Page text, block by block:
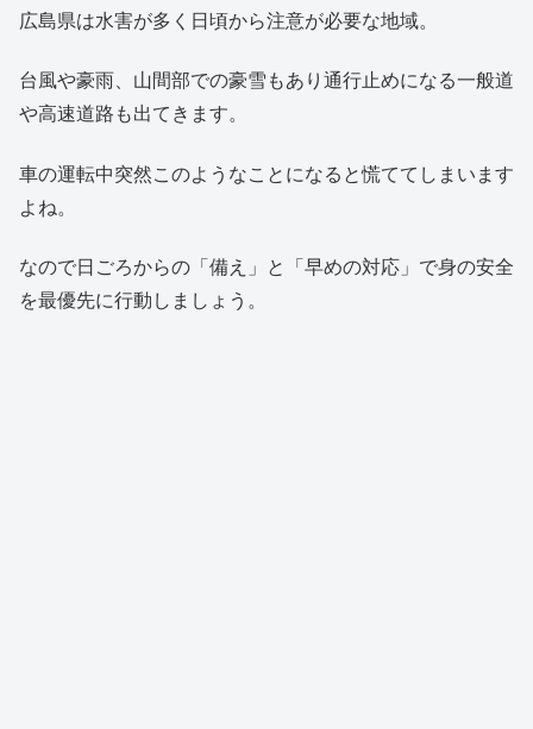
広島県は水害が多く日頃から注意が必要な地域。
台風や豪雨、山間部での豪雪もあり通行止めになる一般道
や高速道路も出てきます。
車の運転中突然このようなことになると慌ててしまいます
よね。
なので日ごろからの「備え」と「早めの対応」で身の安全
を最優先に行動しましょう。